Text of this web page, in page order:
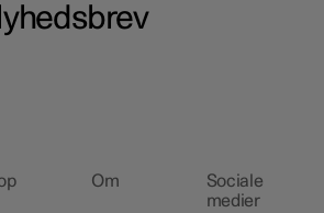
Om
Sociale
medier